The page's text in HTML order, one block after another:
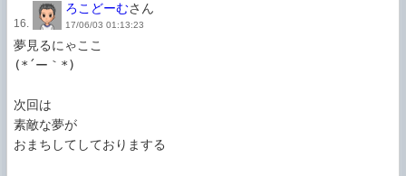
16.
ろこどーむさん
17/06/03 01:13:23
夢見るにゃここ
(*´ー｀*)
次回は
素敵な夢が
おまちしてしておりまする